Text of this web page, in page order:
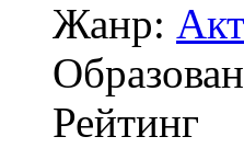
Жанр:
Рейтинг